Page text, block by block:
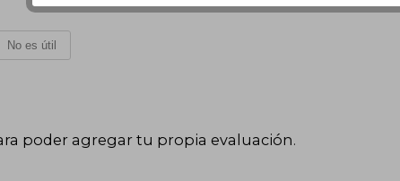
No es útil
poder agregar tu propia evaluación.